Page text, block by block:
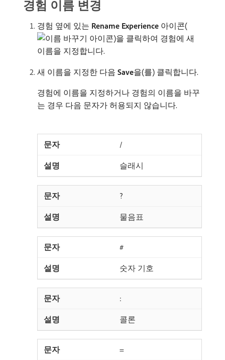
경험 이름 변경
경험 옆에 있는 Rename Experience 아이콘(
)을 클릭하여 경험에 새
이름을 지정합니다.
새 이름을 지정한 다음 Save​을(를) 클릭합니다.
경험에 이름을 지정하거나 경험의 이름을 바꾸
는 경우 다음 문자가 허용되지 않습니다.
/
슬래시
?
물음표
#
숫자 기호
:
콜론
=